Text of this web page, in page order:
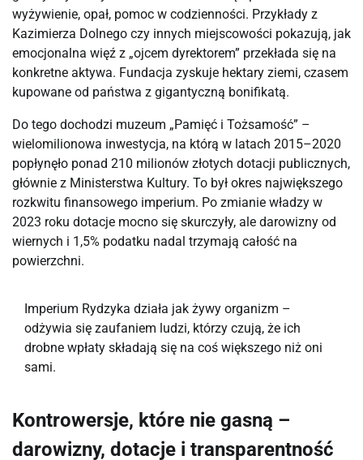
wyżywienie, opał, pomoc w codzienności. Przykłady z
Kazimierza Dolnego czy innych miejscowości pokazują, jak
emocjonalna więź z „ojcem dyrektorem” przekłada się na
konkretne aktywa. Fundacja zyskuje hektary ziemi, czasem
kupowane od państwa z gigantyczną bonifikatą.
Do tego dochodzi muzeum „Pamięć i Tożsamość” –
wielomilionowa inwestycja, na którą w latach 2015–2020
popłynęło ponad 210 milionów złotych dotacji publicznych,
głównie z Ministerstwa Kultury. To był okres największego
rozkwitu finansowego imperium. Po zmianie władzy w
2023 roku dotacje mocno się skurczyły, ale darowizny od
wiernych i 1,5% podatku nadal trzymają całość na
powierzchni.
Imperium Rydzyka działa jak żywy organizm –
odżywia się zaufaniem ludzi, którzy czują, że ich
drobne wpłaty składają się na coś większego niż oni
sami.
Kontrowersje, które nie gasną –
darowizny, dotacje i transparentność